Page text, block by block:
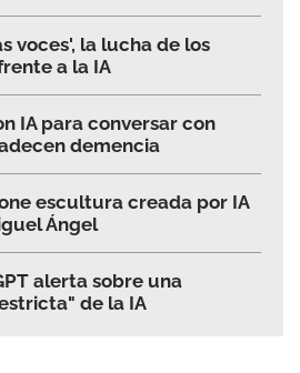
voces', la lucha de los
a la IA
IA para conversar con
demencia
escultura creada por IA
Ángel
alerta sobre una
de la IA